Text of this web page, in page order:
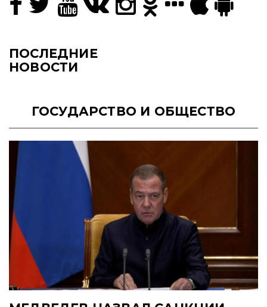
ПОСЛЕДНИЕ
НОВОСТИ
ГОСУДАРСТВО И ОБЩЕСТВО